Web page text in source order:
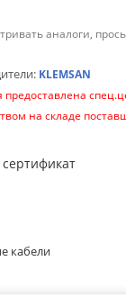
аналоги,
KLEMSAN
предоставлена
на складе
кабели